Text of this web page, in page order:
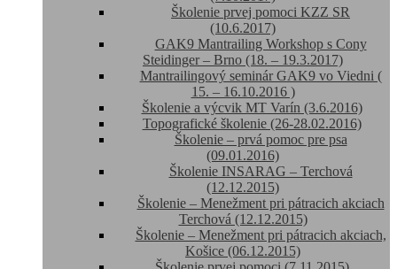
Školenie prvej pomoci KZZ SR
(10.6.2017)
GAK9 Mantrailing Workshop s Cony
Steidinger – Brno (18. – 19.3.2017)
Mantrailingový seminár GAK9 vo Viedni (
15. – 16.10.2016 )
Školenie a výcvik MT Varín (3.6.2016)
Topografické školenie (26-28.02.2016)
Školenie – prvá pomoc pre psa
(09.01.2016)
Školenie INSARAG – Terchová
(12.12.2015)
Školenie – Menežment pri pátracich akciach
Terchová (12.12.2015)
Školenie – Menežment pri pátracich akciach,
Košice (06.12.2015)